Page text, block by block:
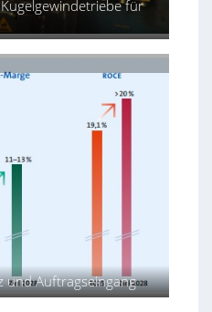
für
und Auftragseingang